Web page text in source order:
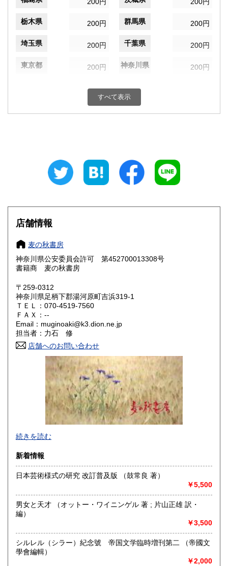
栃木県 200円 群馬県 200円
埼玉県 200円 千葉県 200円
東京都 200円 神奈川県 200円
200円 富山県
200円 三重県
大阪府
奈良県
鳥取県 200円 島根県
岡山県
山口県 200円
香川県
高知県 200円
200円 長崎県
200円 大分県
200円 鹿児島県
沖縄県
すべて表示
店舗情報
麦の秋書房
神奈川県公安委員会許可 第452700013308号
書籍商 麦の秋書房
〒259-0312
神奈川県足柄下郡湯河原町吉浜319-1
ＴＥＬ：070-4519-7560
ＦＡＸ：--
Email：muginoaki@k3.dion.ne.jp
担当者：力石 修
店舗へのお問い合わせ
商品をできるだけ早くお手元にお届けすることと、梱包を丁
寧に、を心がけております。
沿線名：東海道線
最寄駅：真鶴駅
営業時間：店舗はありません。
書籍の買取について
取り扱い分野
歴史、社会科学、近代文献、サブカルチャー、古書一般（そ
続きを読む
新着情報
日本芸術様式の研究 改訂普及版 （鼓常良 著）
￥5,500
男女と天才 （オットー・ワイニンゲル 著 ; 片山正雄 訳・
編）
￥3,500
シルレル（シラー）紀念號 帝国文学臨時増刊第二 （帝國文
學會編輯）
￥2,000